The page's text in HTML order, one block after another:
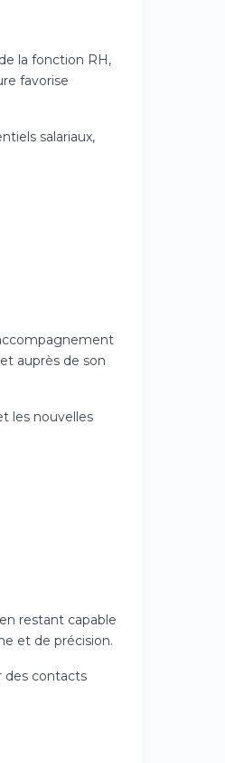
la fonction RH,
favorise
salariaux,
auprès de son
les nouvelles
restant capable
et de précision.
des contacts